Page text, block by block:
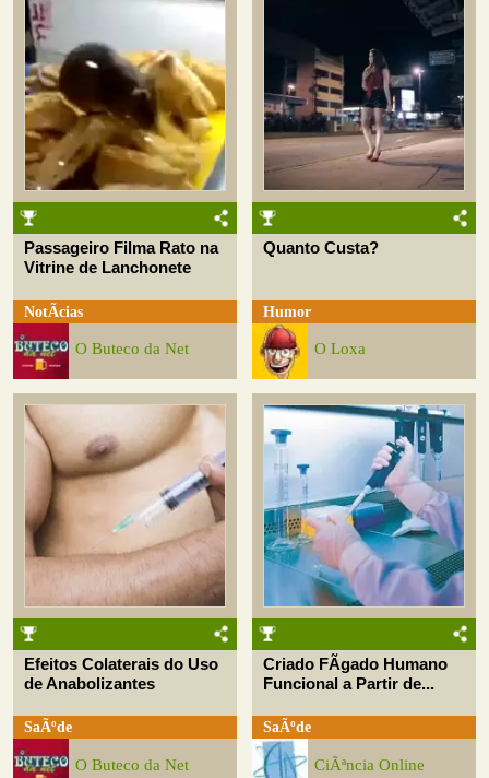
Passageiro Filma Rato na
Vitrine de Lanchonete
NotÃ­cias
O Buteco da Net
Quanto Custa?
Humor
O Loxa
Efeitos Colaterais do Uso
de Anabolizantes
SaÃºde
O Buteco da Net
Criado FÃ­gado Humano
Funcional a Partir de...
SaÃºde
CiÃªncia Online